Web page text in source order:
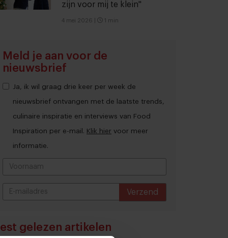
zijn voor mij te klein"
4 mei 2026 1 min
Meld je aan voor de
nieuwsbrief
Ja, ik wil graag drie keer per week de
nieuwsbrief ontvangen met de laatste trends,
culinaire inspiratie en interviews van Food
Inspiration per e-mail. Klik hier voor meer
informatie.
Verzend
gelezen artikelen